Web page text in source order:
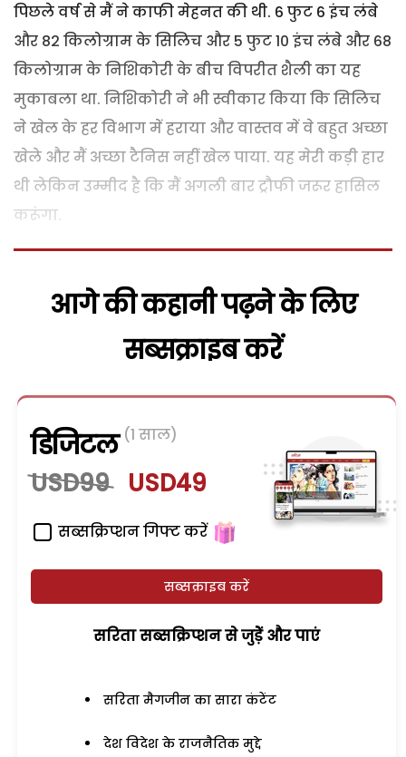
पिछले वर्ष से मैं ने काफी मेहनत की थी. 6 फुट 6 इंच लंबे
और 82 किलोग्राम के सिलिच और 5 फुट 10 इंच लंबे और 68
किलोग्राम के निशिकोरी के बीच विपरीत शैली का यह
मुकाबला था. निशिकोरी ने भी स्वीकार किया कि सिलिच
ने खेल के हर विभाग में हराया और वास्तव में वे बहुत अच्छा
खेले और मैं अच्छा टैनिस नहीं खेल पाया. यह मेरी कड़ी हार
थी लेकिन उम्मीद है कि मैं अगली बार ट्रौफी जरूर हासिल
करूंगा.
आगे की कहानी पढ़ने के लिए
सब्सक्राइब करें
डिजिटल (1 साल)
USD99 USD49
सब्सक्रिप्शन गिफ्ट करें
सब्सक्राइब करें
सरिता सब्सक्रिप्शन से जुड़ेें और पाएं
सरिता मैगजीन का सारा कंटेंट
देश विदेश के राजनैतिक मुद्दे